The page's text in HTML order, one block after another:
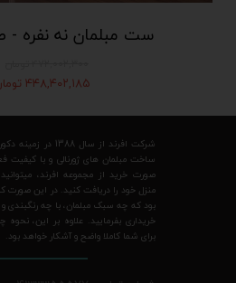
ست مبلمان نه نفره -
۴۴۸,۴۰۲,۱۸۵ تومان
شرکت افرند از سال
ساخت مبلمان های ژورنالی و با کیفیت
صورت خرید از مجموعه افرند،
منزل خود را دریافت کنید. در این صورت
بود که چه سبک مبلمان، با چه رنگبندی
خریداری بفرمایید. علاوه بر این، نحوه
برای شما کاملا واضح و آشکار خواهد بود.